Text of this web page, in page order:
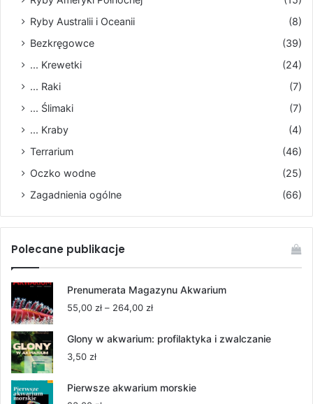
Ryby Australii i Oceanii
(8)
Bezkręgowce
(39)
... Krewetki
(24)
... Raki
(7)
... Ślimaki
(7)
... Kraby
(4)
Terrarium
(46)
Oczko wodne
(25)
Zagadnienia ogólne
(66)
Polecane publikacje
Prenumerata Magazynu Akwarium
55,00 zł – 264,00 złZakres
od
Glony w akwarium: profilaktyka i zwalczanie
3,50 zł
Pierwsze akwarium morskie